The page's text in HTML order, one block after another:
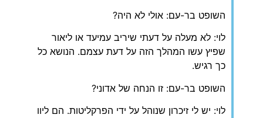
השופט בר-עם: אולי לא היה?
לוי: לא מעלה על דעתי שיריב עמיעד או ליאור
שפיץ עשו המהלך הזה על דעת עצמם. הנושא כל
כך רגיש.
השופט בר-עם: זו הנחה של אדוני?
לוי: יש לי זיכרון שנוהל על ידי הפרקליטות. הם ליוו